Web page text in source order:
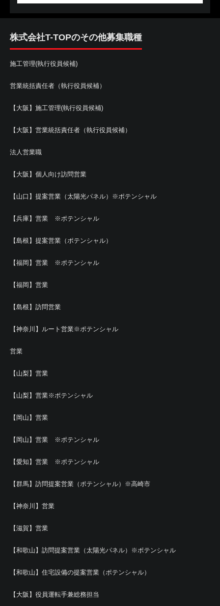
株式会社T-TOPのその他募集職種
施工管理(執行役員候補)
営業統括責任者（執行役員候補）
【大阪】施工管理(執行役員候補)
【大阪】営業統括責任者（執行役員候補）
法人営業職
【大阪】個人向け訪問営業
【山口】提案営業（太陽光パネル）※ポテンシャル
【兵庫】営業 ※ポテンシャル
【島根】提案営業（ポテンシャル）
【福岡】営業 ※ポテンシャル
【福岡】営業
【島根】訪問営業
【神奈川】ルート営業※ポテンシャル
営業
【山梨】営業
【山梨】営業※ポテンシャル
【岡山】営業
【岡山】営業 ※ポテンシャル
【愛知】営業 ※ポテンシャル
【群馬】訪問提案営業（ポテンシャル）※高崎市
【神奈川】営業
【滋賀】営業
【和歌山】訪問提案営業（太陽光パネル）※ポテンシャル
【和歌山】住宅設備の提案営業（ポテンシャル）
【大阪】役員運転手兼総務担当